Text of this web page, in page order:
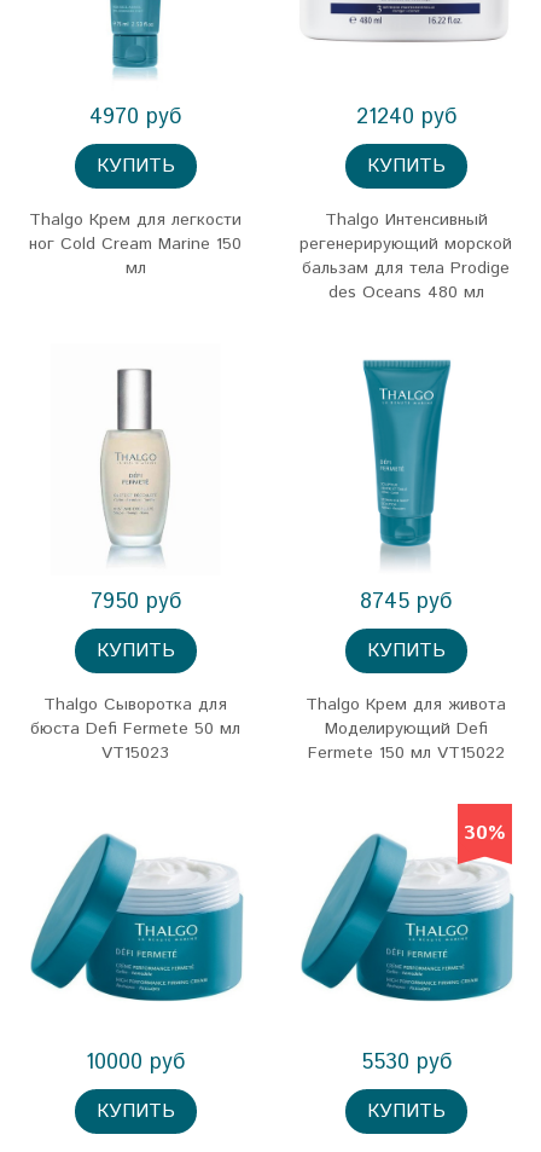
4970 руб
КУПИТЬ
Thalgo Крем для легкости
ног Cold Cream Marine 150
мл
21240 руб
КУПИТЬ
Thalgo Интенсивный
регенерирующий морской
бальзам для тела Prodige
des Oceans 480 мл
7950 руб
КУПИТЬ
Thalgo Сыворотка для
бюста Defi Fermete 50 мл
VT15023
8745 руб
КУПИТЬ
Thalgo Крем для живота
Моделирующий Defi
Fermete 150 мл VT15022
10000 руб
КУПИТЬ
30%
5530 руб
КУПИТЬ